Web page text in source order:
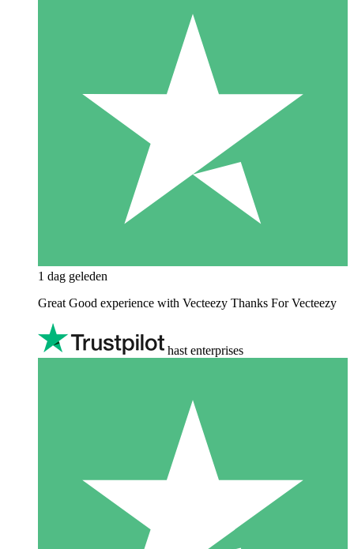
1 dag geleden
Great Good experience with Vecteezy Thanks For Vecteezy
hast enterprises